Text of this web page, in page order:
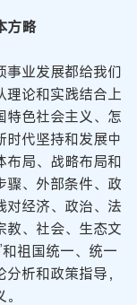
方略
事业发展都给我们
理论和实践结合上
特色社会主义、怎
时代坚持和发展中
布局、战略布局和
骤、外部条件、政
对经济、政治、法
教、社会、生态文
祖国统一、统一
析和政策指导，